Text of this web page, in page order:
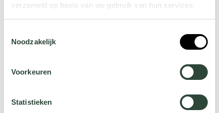
verzameld op basis van uw gebruik van hun services.
jehier.
Noodzakelijk
Voorkeuren
Statistieken